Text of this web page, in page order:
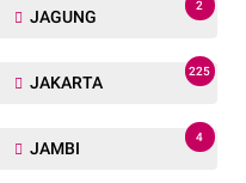
JAGUNG
2
JAKARTA
225
JAMBI
4